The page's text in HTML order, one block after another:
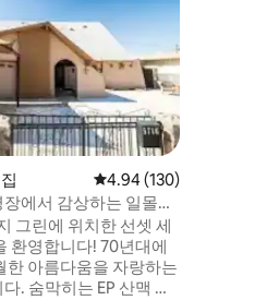
평점 4.94점(5점 만점),
4.94 (130)
에서 감상하는 일몰의
그린에 위치한 선셋 세
환영합니다! 70년대에
한 아름다움을 자랑하는
. 숨막히는 EP 산맥 한